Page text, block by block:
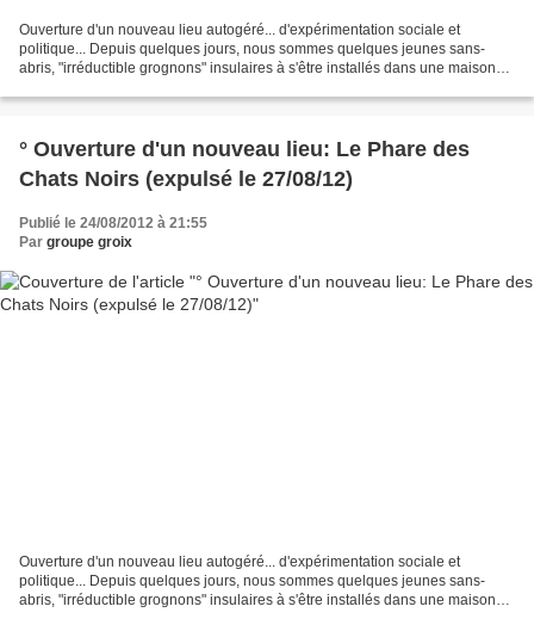
Ouverture d'un nouveau lieu autogéré... d'expérimentation sociale et
politique... Depuis quelques jours, nous sommes quelques jeunes sans-
abris, "irréductible grognons" insulaires à s'être installés dans une maison
° Ouverture d'un nouveau lieu: Le Phare des
Chats Noirs (expulsé le 27/08/12)
Publié le 24/08/2012 à 21:55
Par groupe groix
Ouverture d'un nouveau lieu autogéré... d'expérimentation sociale et
politique... Depuis quelques jours, nous sommes quelques jeunes sans-
abris, "irréductible grognons" insulaires à s'être installés dans une maison